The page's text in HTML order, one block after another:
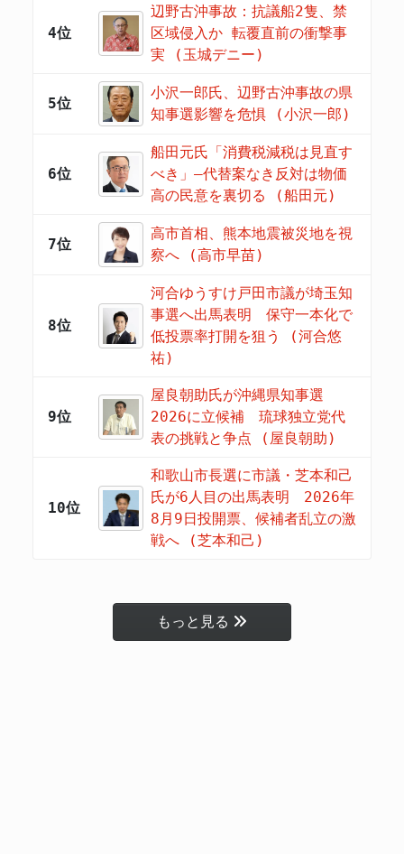
4位
辺野古沖事故：抗議船2隻、禁
区域侵入か 転覆直前の衝撃事
実 (玉城デニー)
5位
小沢一郎氏、辺野古沖事故の県
知事選影響を危惧 (小沢一郎)
6位
船田元氏「消費税減税は見直す
べき」―代替案なき反対は物価
高の民意を裏切る (船田元)
7位
高市首相、熊本地震被災地を視
察へ (高市早苗)
8位
河合ゆうすけ戸田市議が埼玉知
事選へ出馬表明 保守一本化で
低投票率打開を狙う (河合悠
祐)
9位
屋良朝助氏が沖縄県知事選
2026に立候補 琉球独立党代
表の挑戦と争点 (屋良朝助)
10位
和歌山市長選に市議・芝本和己
氏が6人目の出馬表明 2026年
8月9日投開票、候補者乱立の激
戦へ (芝本和己)
もっと見る